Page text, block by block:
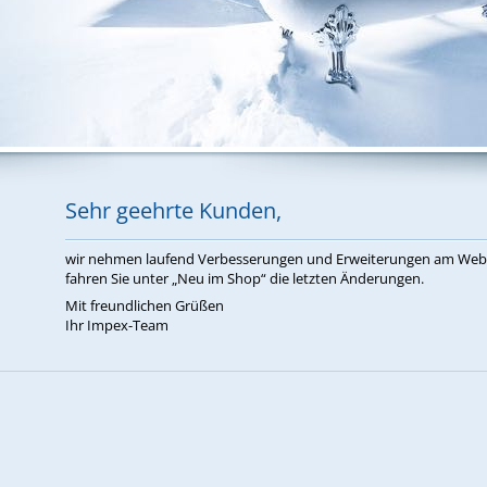
Sehr ge­ehr­te Kun­den,
wir neh­men lau­fend Ver­bes­se­run­gen und Er­wei­te­run­gen am
fah­ren Sie un­ter „Neu im Shop“ die letz­ten Än­de­run­gen.
Mit freund­li­chen Grü­ßen
Ihr Im­pex-Team